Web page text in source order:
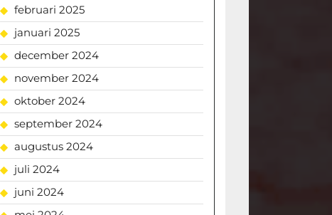
februari 2025
januari 2025
december 2024
november 2024
oktober 2024
september 2024
augustus 2024
juli 2024
juni 2024